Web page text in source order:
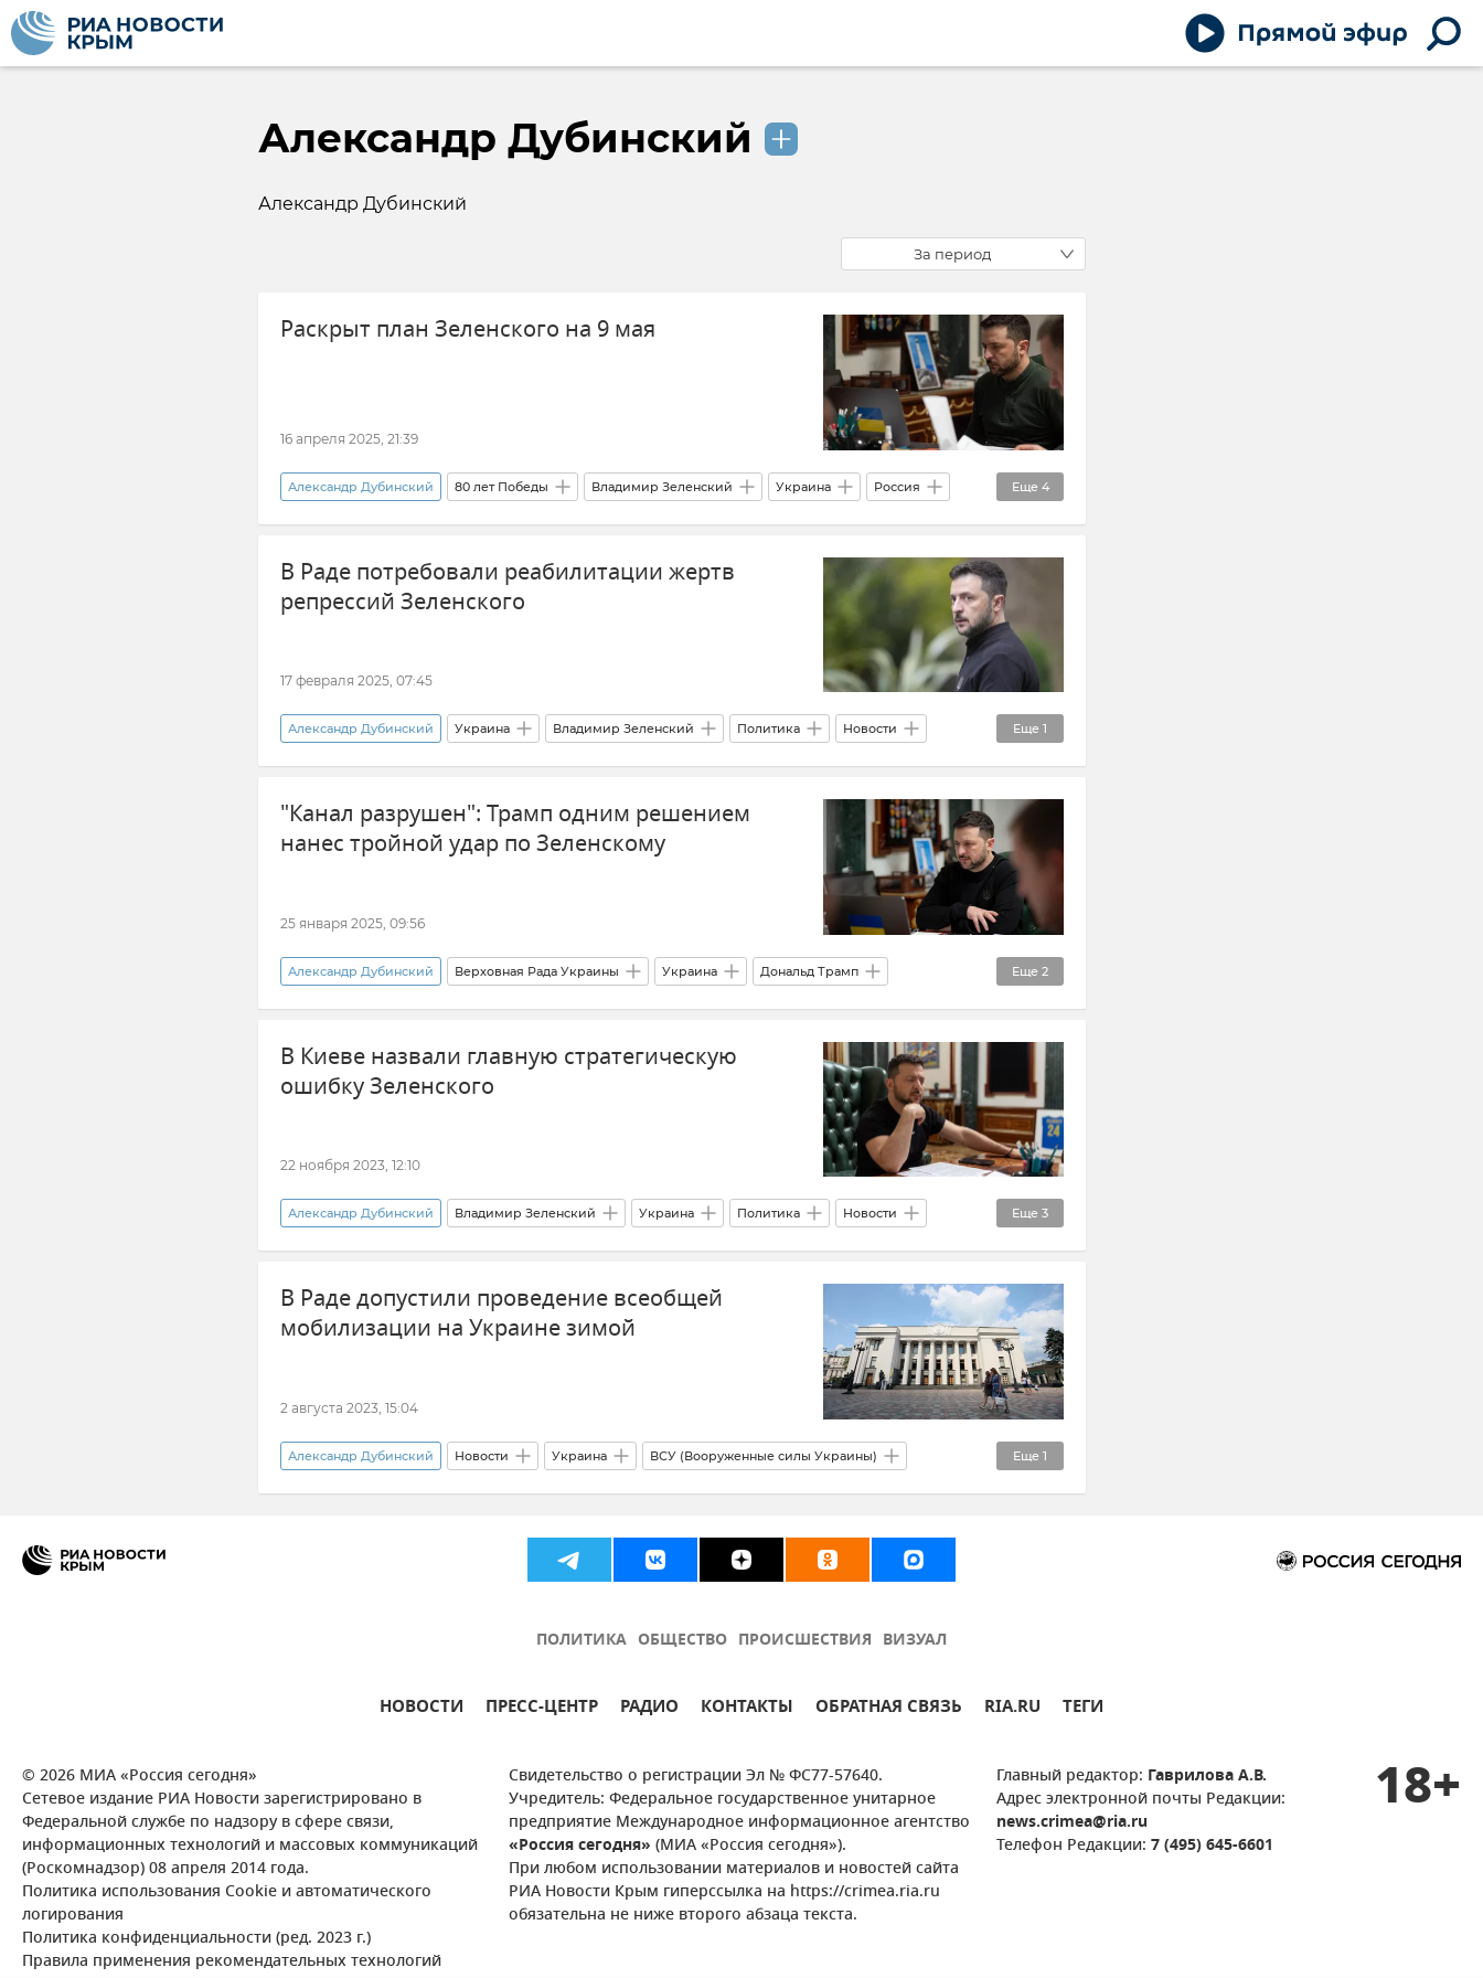
Александр Дубинский
Александр Дубинский
За период
Раскрыт план Зеленского на 9 мая
16 апреля 2025, 21:39
Еще 4
Александр Дубинский 80 лет Победы Владимир Зеленский Украина Россия
США Дональд Трамп Новости Мнения
В Раде потребовали реабилитации жертв
репрессий Зеленского
17 февраля 2025, 07:45
Еще 1
Александр Дубинский Украина Владимир Зеленский Политика Новости
В мире
"Канал разрушен": Трамп одним решением
нанес тройной удар по Зеленскому
25 января 2025, 09:56
Еще 2
Александр Дубинский Верховная Рада Украины Украина Дональд Трамп
Владимир Зеленский Поставки западного оружия Украине
В Киеве назвали главную стратегическую
ошибку Зеленского
22 ноября 2023, 12:10
Еще 3
Александр Дубинский Владимир Зеленский Украина Политика Новости
Мнения Россия Новости СВО
В Раде допустили проведение всеобщей
мобилизации на Украине зимой
2 августа 2023, 15:04
Еще 1
Александр Дубинский Новости Украина ВСУ (Вооруженные силы Украины)
Общество
ПОЛИТИКА ОБЩЕСТВО ПРОИСШЕСТВИЯ ВИЗУАЛ
НОВОСТИ ПРЕСС-ЦЕНТР РАДИО КОНТАКТЫ ОБРАТНАЯ СВЯЗЬ RIA.RU ТЕГИ
© 2026 МИА «Россия сегодня»
Сетевое издание РИА Новости зарегистрировано в
Федеральной службе по надзору в сфере связи,
информационных технологий и массовых коммуникаций
(Роскомнадзор) 08 апреля 2014 года.
Политика использования Cookie и автоматического
логирования
Политика конфиденциальности (ред. 2023 г.)
Правила применения рекомендательных технологий
Свидетельство о регистрации Эл № ФС77-57640.
Учредитель: Федеральное государственное унитарное
предприятие Международное информационное агентство
«Россия сегодня» (МИА «Россия сегодня»).
При любом использовании материалов и новостей сайта
РИА Новости Крым гиперссылка на https://crimea.ria.ru
обязательна не ниже второго абзаца текста.
Главный редактор: Гаврилова А.В.
Адрес электронной почты Редакции:
news.crimea@ria.ru
Телефон Редакции: 7 (495) 645-6601
18+